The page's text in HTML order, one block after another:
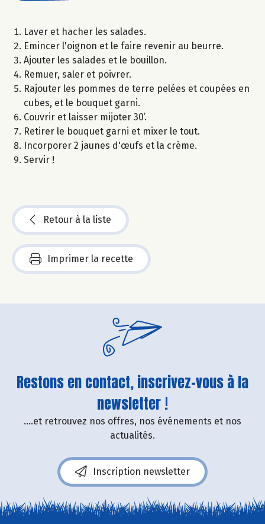
Laver et hacher les salades.
Emincer l'oignon et le faire revenir au beurre.
Ajouter les salades et le bouillon.
Remuer, saler et poivrer.
Rajouter les pommes de terre pelées et coupées en
cubes, et le bouquet garni.
Couvrir et laisser mijoter 30’.
Retirer le bouquet garni et mixer le tout.
Incorporer 2 jaunes d'œufs et la crème.
Servir !
Retour à la liste
Imprimer la recette
Restons en contact, inscrivez-vous à la
newsletter !
....et retrouvez nos offres, nos événements et nos
actualités.
Inscription newsletter